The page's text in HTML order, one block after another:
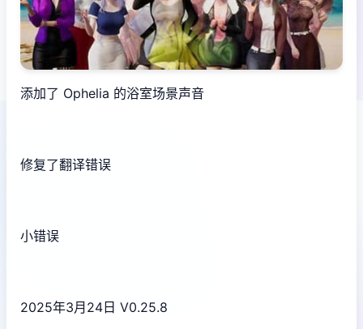
添加了 Ophelia 的浴室场景声音
修复了翻译错误
小错误
2025年3月24日 V0.25.8